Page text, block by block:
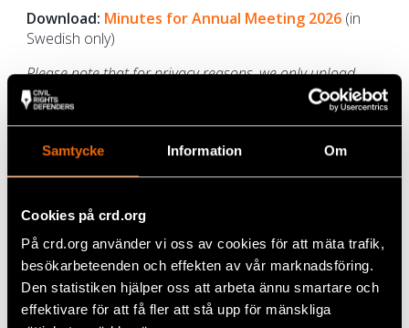
Samtycke Information Om
Cookies på crd.org
På crd.org använder vi oss av cookies för att mäta trafik,
besökarbeteenden och effekten av vår marknadsföring.
Den statistiken hjälper oss att arbeta ännu smartare och
effektivare för att få fler att stå upp för mänskliga
Download: Minutes for Annual Meeting 2026 (in
Swedish only)
Please note that for privacy reasons, we only upload
unsigned versions of meeting documents here. Please
contact
Previous years
Download:
Swedish only)
Download:Minutes for Annual Meeting 2024(in
Swedish only)
Download: Minutes for Annual Meeting 2023(in
Swedish only)